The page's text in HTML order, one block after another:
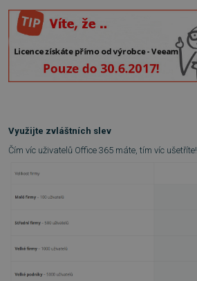
Využijte zvláštních slev
Čím víc uživatelů Office 365 máte, tím víc ušetříte!